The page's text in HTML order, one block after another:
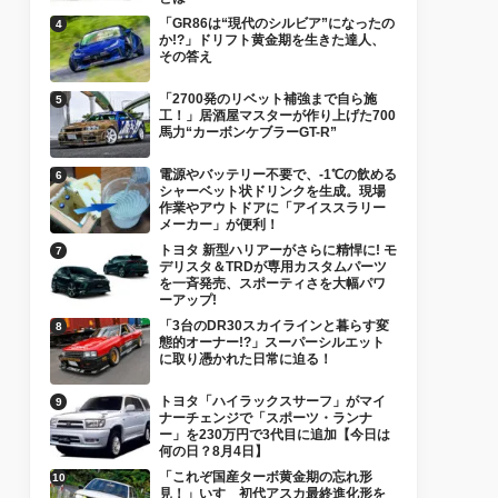
「GR86は“現代のシルビア”になったの
か!?」ドリフト黄金期を生きた達人、
その答え
「2700発のリベット補強まで自ら施
工！」居酒屋マスターが作り上げた700
馬力“カーボンケブラーGT-R”
電源やバッテリー不要で、-1℃の飲める
シャーベット状ドリンクを生成。現場
作業やアウトドアに「アイススラリー
メーカー」が便利！
トヨタ 新型ハリアーがさらに精悍に! モ
デリスタ＆TRDが専用カスタムパーツ
を一斉発売、スポーティさを大幅パワ
ーアップ!
「3台のDR30スカイラインと暮らす変
態的オーナー!?」スーパーシルエット
に取り憑かれた日常に迫る！
トヨタ「ハイラックスサーフ」がマイ
ナーチェンジで「スポーツ・ランナ
ー」を230万円で3代目に追加【今日は
何の日？8月4日】
「これぞ国産ターボ黄金期の忘れ形
見！」いすゞ初代アスカ最終進化形を